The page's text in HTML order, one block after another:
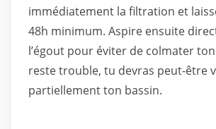
immédiatement la filtration et
48h minimum. Aspire ensuite
l’égout pour éviter de colmater ton
reste trouble, tu devras peut-être
partiellement ton bassin.